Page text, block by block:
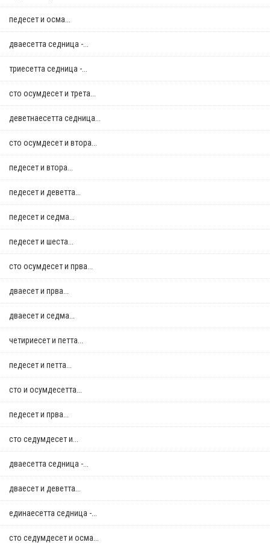
педесет и осма...
дваесетта седница -...
триесетта седница -...
сто осумдесет и трета...
деветнаесетта седница...
сто осумдесет и втора...
педесет и втора...
педесет и деветта...
педесет и седма...
педесет и шеста...
сто осумдесет и прва...
дваесет и прва...
дваесет и седма...
четириесет и петта...
педесет и петта...
сто и осумдесетта...
педесет и прва...
сто седумдесет и...
дваесетта седница -...
дваесет и деветта...
единаесетта седница -...
сто седумдесет и осма...